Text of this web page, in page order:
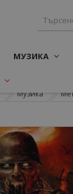
МУЗИКА
Музика